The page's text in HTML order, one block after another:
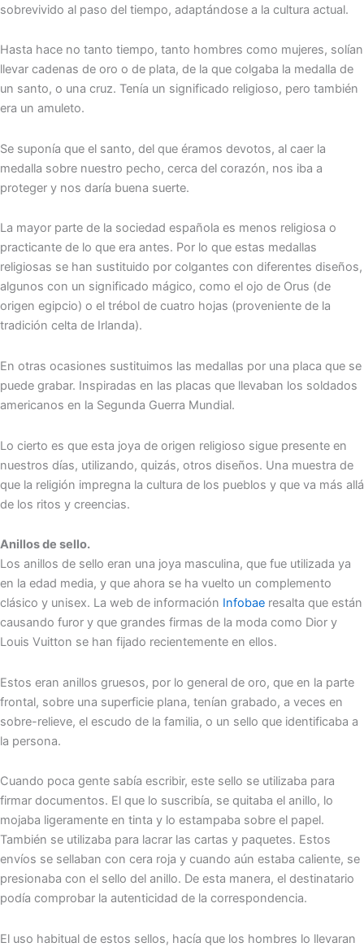
sobrevivido al paso del tiempo, adaptándose a la cultura actual.
Hasta hace no tanto tiempo, tanto hombres como mujeres, solían
llevar cadenas de oro o de plata, de la que colgaba la medalla de
un santo, o una cruz. Tenía un significado religioso, pero también
era un amuleto.
Se suponía que el santo, del que éramos devotos, al caer la
medalla sobre nuestro pecho, cerca del corazón, nos iba a
proteger y nos daría buena suerte.
La mayor parte de la sociedad española es menos religiosa o
practicante de lo que era antes. Por lo que estas medallas
religiosas se han sustituido por colgantes con diferentes diseños,
algunos con un significado mágico, como el ojo de Orus (de
origen egipcio) o el trébol de cuatro hojas (proveniente de la
tradición celta de Irlanda).
En otras ocasiones sustituimos las medallas por una placa que se
puede grabar. Inspiradas en las placas que llevaban los soldados
americanos en la Segunda Guerra Mundial.
Lo cierto es que esta joya de origen religioso sigue presente en
nuestros días, utilizando, quizás, otros diseños. Una muestra de
que la religión impregna la cultura de los pueblos y que va más allá
de los ritos y creencias.
Anillos de sello.
Los anillos de sello eran una joya masculina, que fue utilizada ya
en la edad media, y que ahora se ha vuelto un complemento
clásico y unisex. La web de información Infobae resalta que están
causando furor y que grandes firmas de la moda como Dior y
Louis Vuitton se han fijado recientemente en ellos.
Estos eran anillos gruesos, por lo general de oro, que en la parte
frontal, sobre una superficie plana, tenían grabado, a veces en
sobre-relieve, el escudo de la familia, o un sello que identificaba a
la persona.
Cuando poca gente sabía escribir, este sello se utilizaba para
firmar documentos. El que lo suscribía, se quitaba el anillo, lo
mojaba ligeramente en tinta y lo estampaba sobre el papel.
También se utilizaba para lacrar las cartas y paquetes. Estos
envíos se sellaban con cera roja y cuando aún estaba caliente, se
presionaba con el sello del anillo. De esta manera, el destinatario
podía comprobar la autenticidad de la correspondencia.
El uso habitual de estos sellos, hacía que los hombres lo llevaran